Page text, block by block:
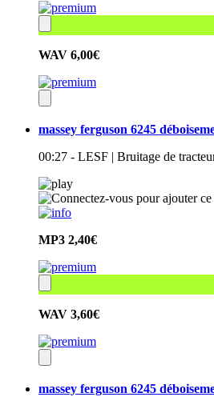
WAV 6,00€
massey ferguson 6245
00:27 - LESF | Bruitage de
MP3 2,40€
WAV 3,60€
massey ferguson 6245